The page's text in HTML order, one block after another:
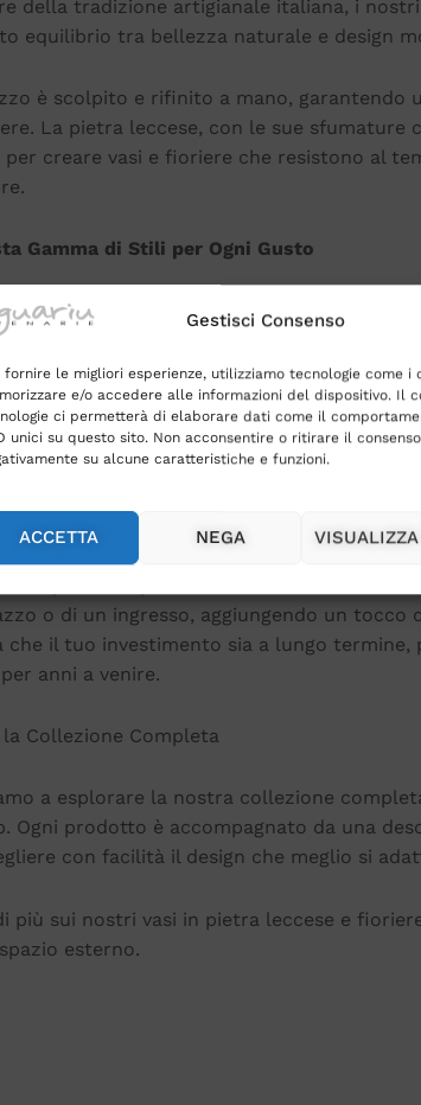
Gestisci Consenso
fornire le migliori esperienze, utilizziamo tecnologie come i
e/o accedere alle informazioni del dispositivo. Il
ci permetterà di elaborare dati come il
unici su questo sito. Non acconsentire o ritirare il
su alcune caratteristiche e funzioni.
ACCETTA NEGA
della tradizione artigianale italiana, i nostri
equilibrio tra bellezza naturale e design
è scolpito e rifinito a mano,
La pietra leccese, con le sue
per creare vasi e fioriere che resistono al
Gamma di Stili per Ogni Gusto
cercando un vaso semplice ed
giardino, la nostra collezione offre una
minimalistiche si adattano perfettamente
ideali per chi desidera aggiungere un
il Tuo Giardino con Eleganza e Stile
e fioriere non sono solo contenitori per
qualsiasi spazio esterno. Posizionati
o di un ingresso, aggiungendo un
che il tuo investimento sia a lungo
anni a venire.
la Collezione Completa
a esplorare la nostra collezione
Ogni prodotto è accompagnato da una
con facilità il design che meglio si
più sui nostri vasi in pietra leccese e
esterno.